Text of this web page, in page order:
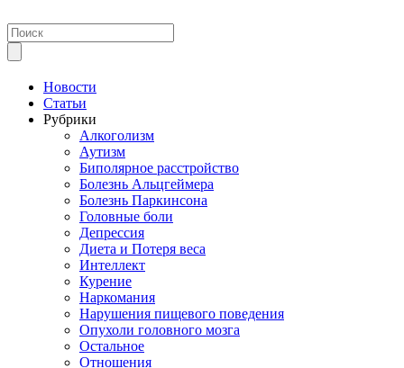
Новости
Статьи
Рубрики
Алкоголизм
Аутизм
Биполярное расстройство
Болезнь Альцгеймера
Болезнь Паркинсона
Головные боли
Депрессия
Диета и Потеря веса
Интеллект
Курение
Наркомания
Нарушения пищевого поведения
Опухоли головного мозга
Остальное
Отношения